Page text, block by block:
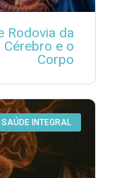
Rodovia da
e o
Corpo
SAÚDE INTEGRAL